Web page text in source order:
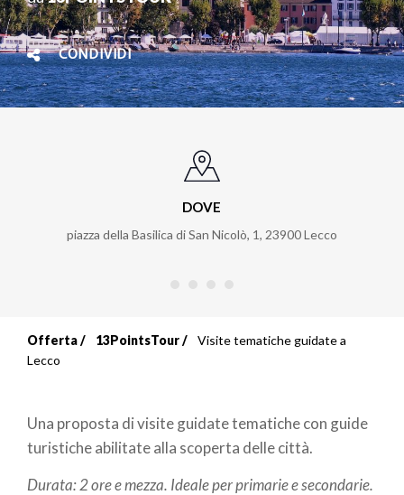
CONDIVIDI
DOVE
piazza della Basilica di San Nicolò, 1, 23900Lecco
Briciole
pane
Offerta 13PointsTour
Visite tematiche guidate a
Lecco
Una proposta di visite guidate tematiche con guide
turistiche abilitate alla scoperta delle città.
Durata: 2 ore e mezza. Ideale per primarie e secondarie.